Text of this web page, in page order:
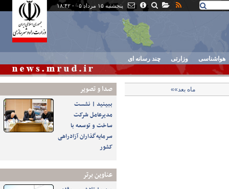
پنجشنبه ۱۵ مرداد ۰۵ - ۱۸:۴۲
هواشناسی وزارتی چند رسانه ای
صدا و تصوير
ببینید | نشست
مدیرعامل شرکت
ساخت و توسعه با
سرمایه‌گذاران آزادراهی
کشور
عناوین برتر
ماه بعد»»